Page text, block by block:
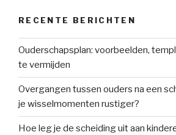
RECENTE BERICHTEN
Ouderschapsplan: voorbeelden,
te vermijden
Overgangen tussen ouders na een
je wisselmomenten rustiger?
Hoe leg je de scheiding uit aan